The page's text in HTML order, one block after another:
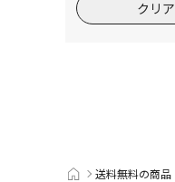
クリア
送料無料の商品